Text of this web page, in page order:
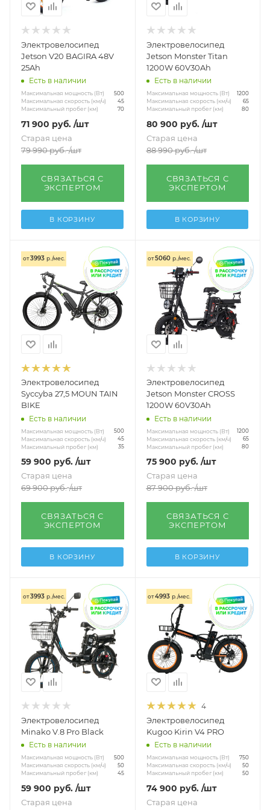
Показать еще
По размеру колёс
14 дюймов
16 дюймов Показать еще
По нагрузке
Показать еще
Другое
Трехколесные для пожилых людей
Женские 250W Показать еще
Электровелосипед
Jetson V20 BAGIRA 48V
25Ah
Есть в наличии
Максимальная мощность (Вт) 500
Максимальная скорость (км/ч) 45
Максимальный пробег (км) 70
71 900 руб. /шт
Старая цена
79 990руб. /шт
СВЯЗАТЬСЯ С
ЭКСПЕРТОМ
В КОРЗИНУ
Электровелосипед
Jetson Monster Titan
1200W 60V30Ah
Есть в наличии
Максимальная мощность (Вт) 1200
Максимальная скорость (км/ч) 65
Максимальный пробег (км) 80
80 900 руб. /шт
Старая цена
88 990руб. /шт
СВЯЗАТЬСЯ С
ЭКСПЕРТОМ
В КОРЗИНУ
от3993 р./мес.
Электровелосипед
Syccyba 27,5 MOUN TAIN
BIKE
Есть в наличии
Максимальная мощность (Вт) 500
Максимальная скорость (км/ч) 45
Максимальный пробег (км) 35
59 900 руб. /шт
Старая цена
69 900руб. /шт
СВЯЗАТЬСЯ С
ЭКСПЕРТОМ
В КОРЗИНУ
от5060 р./мес.
Электровелосипед
Jetson Monster CROSS
1200W 60V30Ah
Есть в наличии
Максимальная мощность (Вт) 1200
Максимальная скорость (км/ч) 65
Максимальный пробег (км) 80
75 900 руб. /шт
Старая цена
87 900руб. /шт
СВЯЗАТЬСЯ С
ЭКСПЕРТОМ
В КОРЗИНУ
от3993 р./мес.
Электровелосипед
Minako V.8 Pro Black
Есть в наличии
Максимальная мощность (Вт) 500
Максимальная скорость (км/ч) 50
Максимальный пробег (км) 45
59 900 руб. /шт
Старая цена
от4993 р./мес.
4
Электровелосипед
Kugoo Kirin V4 PRO
Есть в наличии
Максимальная мощность (Вт) 750
Максимальная скорость (км/ч) 50
Максимальный пробег (км) 50
74 900 руб. /шт
Старая цена